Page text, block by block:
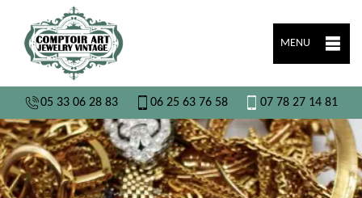
MENU
05 33 06 28 83 06 25 63 76 58 07 78 27 14 81